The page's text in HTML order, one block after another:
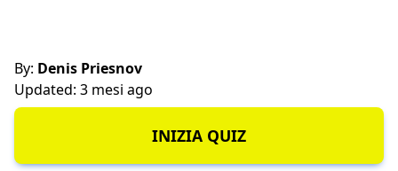
By: Denis Priesnov
Updated: 3 mesi ago
INIZIA QUIZ